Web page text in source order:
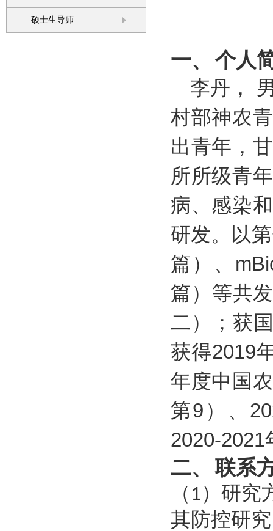
硕士生导师
一、 个人
李丹，
村部神农
出青年，
所所级青
病、感染
研发。以
篇）、
篇）等共
二）；获
获得2019
年度中国
第9）、
2020-2021
二、 联系
（ 1）研究
其防控研究